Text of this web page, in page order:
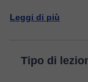
Leggi di più
Tipo di